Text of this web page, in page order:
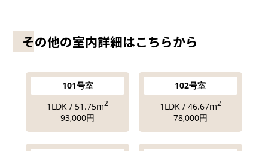
その他の室内詳細はこちらから
101号室
1LDK / 51.75m2
93,000円
102号室
1LDK / 46.67m2
78,000円